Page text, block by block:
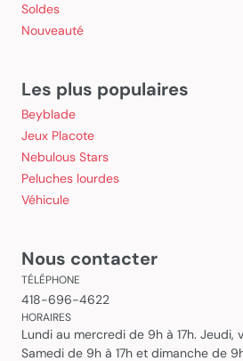
Soldes
Nouveauté
Les plus populaires
Beyblade
Jeux Placote
Nebulous Stars
Peluches lourdes
Véhicule
Nous contacter
TÉLÉPHONE
418-696-4622
HORAIRES
Lundi au mercredi de 9h à 17h. Jeudi,
Samedi de 9h à 17h et dimanche de